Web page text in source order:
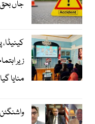
جاں بحق، 3
زیر
منایا گیا